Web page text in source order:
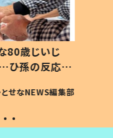
80歳じいじ
…ひ孫の反応に
可愛くて仕方な
とせなNEWS編集部